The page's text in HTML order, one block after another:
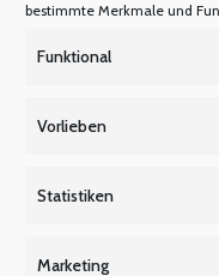
bestimmte Merkmale und
Funktional
Vorlieben
Statistiken
Marketing
Mitglied werden
Tarifbeschäftigte